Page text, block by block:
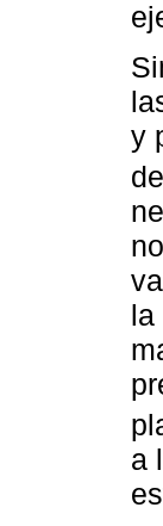
y
la
a